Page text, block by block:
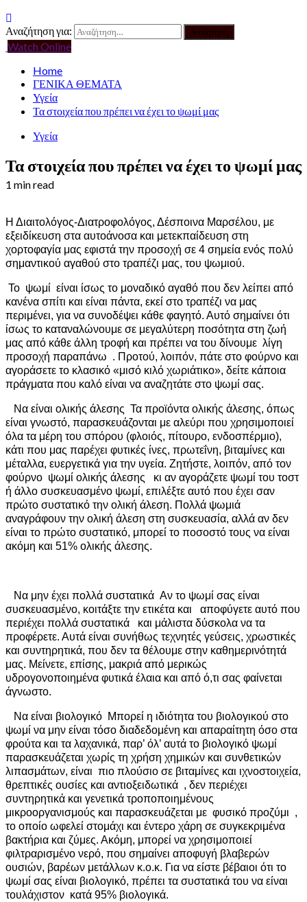
Αναζήτηση για:
Watch Online
Home
ΓΕΝΙΚΑ ΘΕΜΑΤΑ
Υγεία
Τα στοιχεία που πρέπει να έχει το ψωμί μας
Υγεία
Τα στοιχεία που πρέπει να έχει το ψωμί μας
1 min read
Η Διαιτολόγος-Διατροφολόγος, Δέσποινα Μαρσέλου, με
εξειδίκευση στα αυτοάνοσα και μετεκπαίδευση στη
χορτοφαγία μας εφιστά την προσοχή σε 4 σημεία ενός πολύ
σημαντικού αγαθού στο τραπέζι μας, του ψωμιού.
Το ψωμί είναι ίσως το μοναδικό αγαθό που δεν λείπει από
κανένα σπίτι και είναι πάντα, εκεί στο τραπέζι να μας
περιμένει, για να συνοδέψει κάθε φαγητό. Αυτό σημαίνει ότι
ίσως το καταναλώνουμε σε μεγαλύτερη ποσότητα στη ζωή
μας από κάθε άλλη τροφή και πρέπει να του δίνουμε λίγη
προσοχή παραπάνω . Προτού, λοιπόν, πάτε στο φούρνο και
αγοράσετε το κλασικό «μισό κιλό χωριάτικο», δείτε κάποια
πράγματα που καλό είναι να αναζητάτε στο ψωμί σας.
Να είναι ολικής άλεσης Τα προϊόντα ολικής άλεσης, όπως
είναι γνωστό, παρασκευάζονται με αλεύρι που χρησιμοποιεί
όλα τα μέρη του σπόρου (φλοιός, πίτουρο, ενδοσπέρμιο),
κάτι που μας παρέχει φυτικές ίνες, πρωτεΐνη, βιταμίνες και
μέταλλα, ευεργετικά για την υγεία. Ζητήστε, λοιπόν, από τον
φούρνο ψωμί ολικής άλεσης κι αν αγοράζετε ψωμί του τοστ
ή άλλο συσκευασμένο ψωμί, επιλέξτε αυτό που έχει σαν
πρώτο συστατικό την ολική άλεση. Πολλά ψωμιά
αναγράφουν την ολική άλεση στη συσκευασία, αλλά αν δεν
είναι το πρώτο συστατικό, μπορεί το ποσοστό τους να είναι
ακόμη και 51% ολικής άλεσης.
Να μην έχει πολλά συστατικά Αν το ψωμί σας είναι
συσκευασμένο, κοιτάξτε την ετικέτα και αποφύγετε αυτό που
περιέχει πολλά συστατικά και μάλιστα δύσκολα να τα
προφέρετε. Αυτά είναι συνήθως τεχνητές γεύσεις, χρωστικές
και συντηρητικά, που δεν τα θέλουμε στην καθημερινότητά
μας. Μείνετε, επίσης, μακριά από μερικώς
υδρογονοποιημένα φυτικά έλαια και από ό,τι σας φαίνεται
άγνωστο.
Να είναι βιολογικό Μπορεί η ιδιότητα του βιολογικού στο
ψωμί να μην είναι τόσο διαδεδομένη και απαραίτητη όσο στα
φρούτα και τα λαχανικά, παρ’ όλ’ αυτά το βιολογικό ψωμί
παρασκευάζεται χωρίς τη χρήση χημικών και συνθετικών
λιπασμάτων, είναι πιο πλούσιο σε βιταμίνες και ιχνοστοιχεία,
θρεπτικές ουσίες και αντιοξειδωτικά , δεν περιέχει
συντηρητικά και γενετικά τροποποιημένους
μικροοργανισμούς και παρασκευάζεται με φυσικό προζύμι ,
το οποίο ωφελεί στομάχι και έντερο χάρη σε συγκεκριμένα
βακτήρια και ζύμες. Ακόμη, μπορεί να χρησιμοποιεί
φιλτραρισμένο νερό, που σημαίνει αποφυγή βλαβερών
ουσιών, βαρέων μετάλλων κ.ο.κ. Για να είστε βέβαιοι ότι το
ψωμί σας είναι βιολογικό, πρέπει τα συστατικά του να είναι
τουλάχιστον κατά 95% βιολογικά.